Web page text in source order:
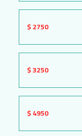
2750 $
3250 $
4950 $